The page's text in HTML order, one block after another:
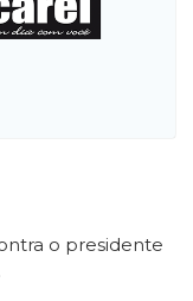
o presidente